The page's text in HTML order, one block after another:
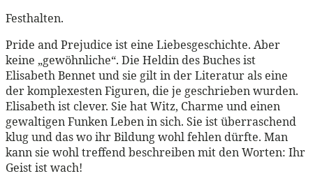
Festhalten.
Pride and Prejudice ist eine Liebesgeschichte. Aber
keine „gewöhnliche“. Die Heldin des Buches ist
Elisabeth Bennet und sie gilt in der Literatur als eine
der komplexesten Figuren, die je geschrieben wurden.
Elisabeth ist clever. Sie hat Witz, Charme und einen
gewaltigen Funken Leben in sich. Sie ist überraschend
klug und das wo ihr Bildung wohl fehlen dürfte. Man
kann sie wohl treffend beschreiben mit den Worten: Ihr
Geist ist wach!